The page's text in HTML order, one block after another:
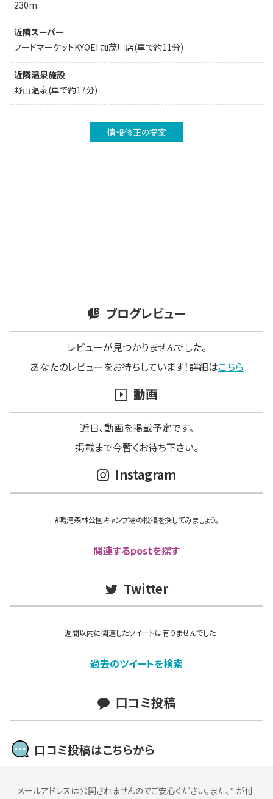
230m
近隣スーパー
フードマーケットKYOEI 加茂川店(車で約11分)
近隣温泉施設
野山温泉(車で約17分)
情報修正の提案
ブログレビュー
レビューが見つかりませんでした。
あなたのレビューをお待ちしています！詳細はこちら
動画
近日､動画を掲載予定です。
掲載まで今暫くお待ち下さい。
Instagram
#鳴滝森林公園キャンプ場の投稿を探してみましょう。
関連するpostを探す
Twitter
一週間以内に関連したツイートは有りませんでした
過去のツイートを検索
口コミ投稿
口コミ投稿はこちらから
メールアドレスは公開されませんのでご安心ください。また、* が付